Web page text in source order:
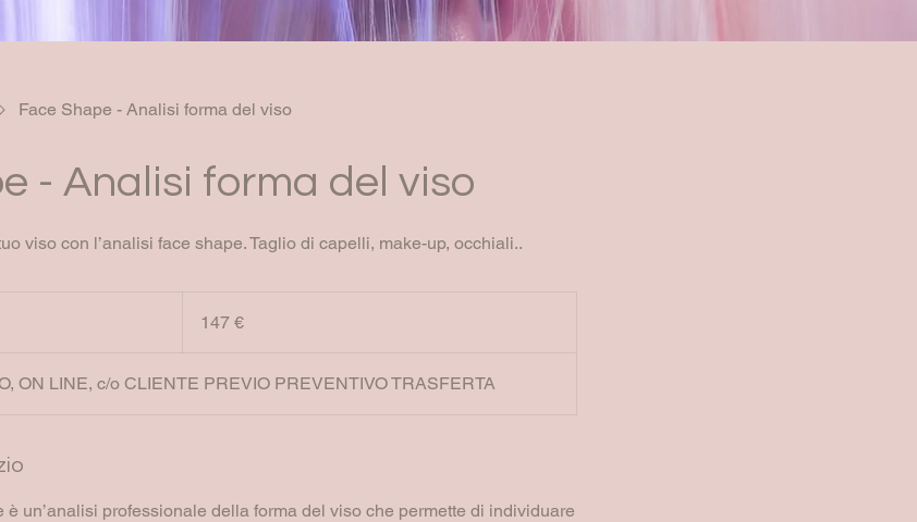
Face Shape - Analisi forma del viso
- Analisi forma del viso
viso con l’analisi face shape. Taglio di capelli, make-up, occhiali..
147 €
ON LINE, c/o CLIENTE PREVIO PREVENTIVO TRASFERTA
un’analisi professionale della forma del viso che permette di individuare